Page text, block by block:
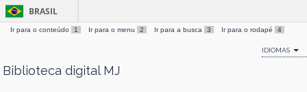
Skip
BRASIL
Ir para o conteúdo 1 Ir para o menu 2 Ir para a busca 3 Ir para o rodapé 4
IDIOMAS
Biblioteca digital MJ